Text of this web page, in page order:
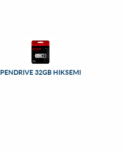
PENDRIVE 32GB HIKSEMI